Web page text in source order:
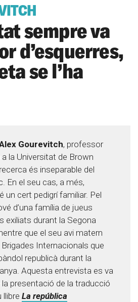
sempre va
d’esquerres,
se l’ha
Gourevitch, professor
la Universitat de Brown
és inseparable del
En el seu cas, a més,
un cert pedigrí familiar. Pel
d’una família de jueus
exiliats durant la Segona
que el seu avi matern
Internacionals que
republicà durant la
Aquesta entrevista es va
presentació de la traducció
llibre La república